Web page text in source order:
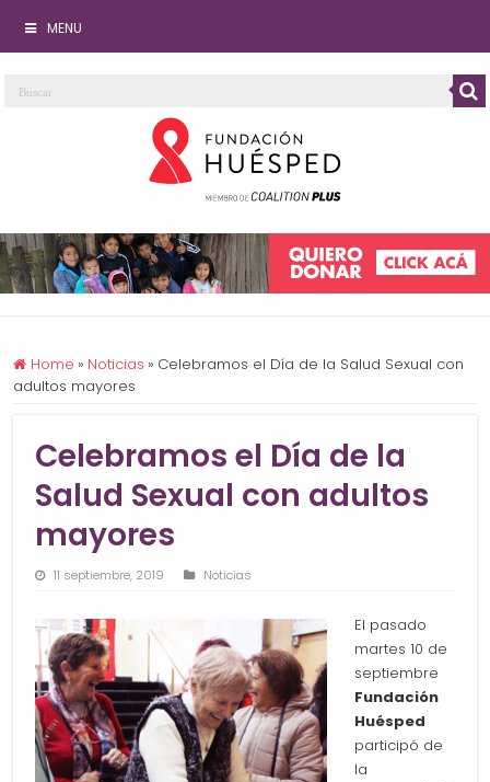
MENU
Home » Noticias » Celebramos el Día de la Salud Sexual con
adultos mayores
Celebramos el Día de la
Salud Sexual con adultos
mayores
11 septiembre, 2019 Noticias
El pasado
martes 10 de
septiembre
Fundación
Huésped
participó de
la